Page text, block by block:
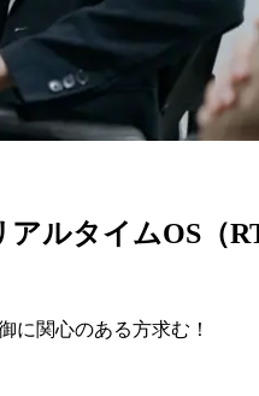
ルタイムOS（
に関心のある方求む！